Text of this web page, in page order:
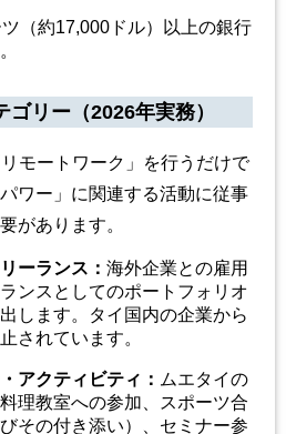
（約17,000ドル）以上の銀行
リー（2026年実務）
モートワーク」を行うだけで
ワー」に関連する活動に従事
があります。
ーランス ： 海外企業との雇用
ンスとしてのポートフォリオ
します。タイ国内の企業から
されています。
アクティビティ ： ムエタイの
理教室への参加、スポーツ合
その付き添い）、セミナー参